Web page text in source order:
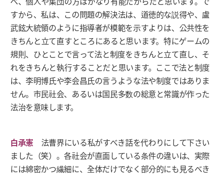
すから、私は、この問題の解決法は、道徳的な説得や、盧
武鉉大統領のように指導者が模範を示すよりは、公共性を
きちんと立て直すところにあると思います。特にゲームの
規則、ひとことで言って法と制度をきちんと立て直し、そ
れをきちんと執行することだと思います。ここで法と制度
は、李明博氏や李会昌氏の言うような法や制度ではありま
せん。市民社会、あるいは国民多数の総意と常識が作った
法治を意味します。
白承憲 法曹界にいる私がすべき話を代わりにして下さい
ました（笑）。各社会が直面している条件の違いは、実際
には綿密かつ繊細に、全体だけでなく部分的にも見るべき